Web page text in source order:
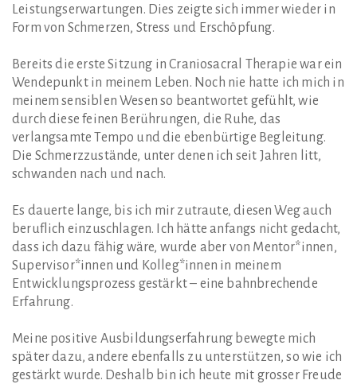
Leistungserwartungen. Dies zeigte sich immer wieder in
Form von Schmerzen, Stress und Erschöpfung.
Bereits die erste Sitzung in Craniosacral Therapie war ein
Wendepunkt in meinem Leben. Noch nie hatte ich mich in
meinem sensiblen Wesen so beantwortet gefühlt, wie
durch diese feinen Berührungen, die Ruhe, das
verlangsamte Tempo und die ebenbürtige Begleitung.
Die Schmerzzustände, unter denen ich seit Jahren litt,
schwanden nach und nach.
Es dauerte lange, bis ich mir zutraute, diesen Weg auch
beruflich einzuschlagen. Ich hätte anfangs nicht gedacht,
dass ich dazu fähig wäre, wurde aber von Mentor*innen,
Supervisor*innen und Kolleg*innen in meinem
Entwicklungsprozess gestärkt – eine bahnbrechende
Erfahrung.
Meine positive Ausbildungserfahrung bewegte mich
später dazu, andere ebenfalls zu unterstützen, so wie ich
gestärkt wurde. Deshalb bin ich heute mit grosser Freude